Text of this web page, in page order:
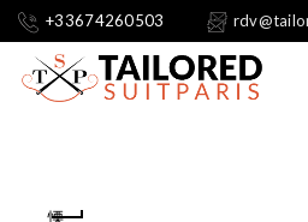
+33674260503